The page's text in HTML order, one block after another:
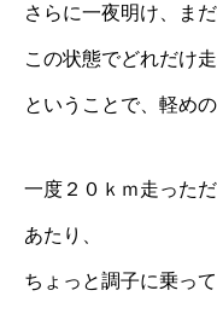
さらに一夜明け、ま
この状態でどれだけ
ということで、軽め
一度２０ｋｍ走った
あたり、
ちょっと調子に乗っ